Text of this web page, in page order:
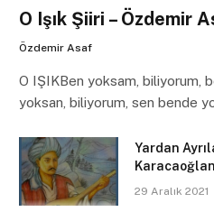
O Işık Şiiri – Özdemir
Özdemir Asaf
O IŞIKBen yoksam, biliyorum,
yoksan, biliyorum, sen bende
Yardan
Karacaoğlan
29 Aralık 2021